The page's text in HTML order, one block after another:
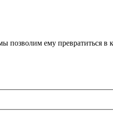
позволим ему превратиться